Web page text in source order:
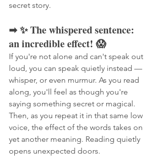
secret story.
➡ ✨ The whispered sentence:
an incredible effect! 😱
If you're not alone and can't speak out
loud, you can speak quietly instead —
whisper, or even murmur. As you read
along, you'll feel as though you're
saying something secret or magical.
Then, as you repeat it in that same low
voice, the effect of the words takes on
yet another meaning. Reading quietly
opens unexpected doors.